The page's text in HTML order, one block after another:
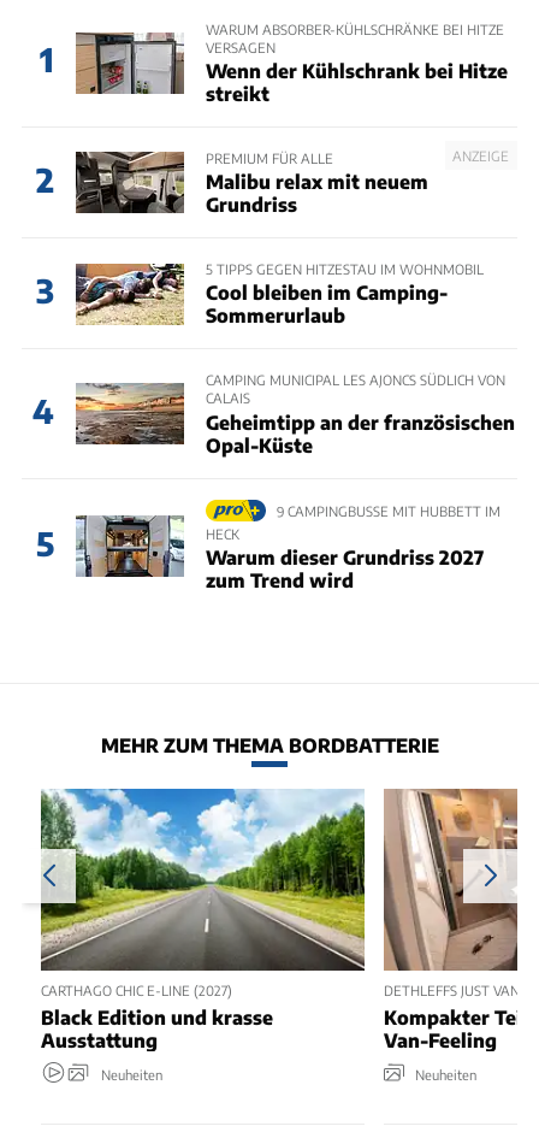
1
WARUM ABSORBER-KÜHLSCHRÄNKE BEI HITZE
VERSAGEN
Wenn der Kühlschrank bei Hitze
streikt
2
ANZEIGE
PREMIUM FÜR ALLE
Malibu relax mit neuem
Grundriss
3
5 TIPPS GEGEN HITZESTAU IM WOHNMOBIL
Cool bleiben im Camping-
Sommerurlaub
4
CAMPING MUNICIPAL LES AJONCS SÜDLICH VON
CALAIS
Geheimtipp an der französischen
Opal-Küste
5
9 CAMPINGBUSSE MIT HUBBETT IM
HECK
Warum dieser Grundriss 2027
zum Trend wird
MEHR ZUM THEMA BORDBATTERIE
CARTHAGO CHIC E-LINE (2027)
Black Edition und krasse
Ausstattung
Neuheiten
DETHLEFFS JUST VAN
Kompakter
Van-Feeling
Neuheiten